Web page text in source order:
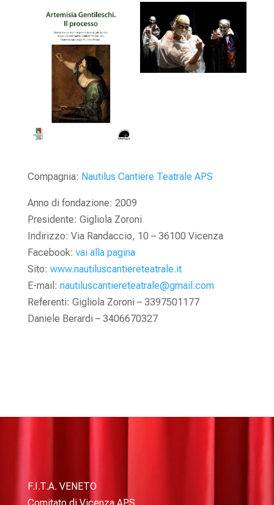
Compagnia: Nautilus Cantiere Teatrale APS
Anno di fondazione: 2009
Presidente: Gigliola Zoroni
Indirizzo: Via Randaccio, 10 – 36100 Vicenza
Facebook: vai alla pagina
Sito: www.nautiluscantiereteatrale.it
E-mail: nautiluscantiereteatrale@gmail.com
Referenti: Gigliola Zoroni – 3397501177
Daniele Berardi – 3406670327
F.I.T.A. VENETO